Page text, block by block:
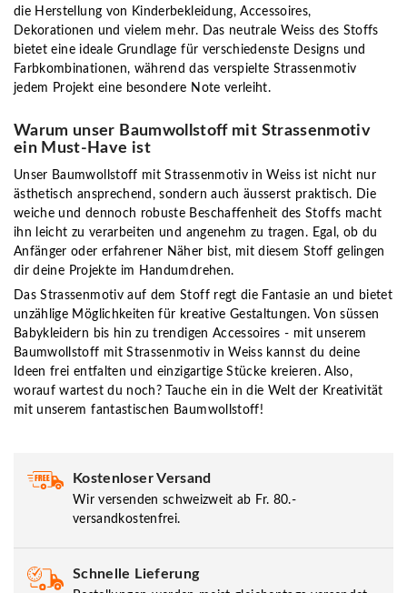
die Herstellung von Kinderbekleidung, Accessoires,
Dekorationen und vielem mehr. Das neutrale Weiss des Stoffs
bietet eine ideale Grundlage für verschiedenste Designs und
Farbkombinationen, während das verspielte Strassenmotiv
jedem Projekt eine besondere Note verleiht.
Warum unser Baumwollstoff mit Strassenmotiv
ein Must-Have ist
Unser Baumwollstoff mit Strassenmotiv in Weiss ist nicht nur
ästhetisch ansprechend, sondern auch äusserst praktisch. Die
weiche und dennoch robuste Beschaffenheit des Stoffs macht
ihn leicht zu verarbeiten und angenehm zu tragen. Egal, ob du
Anfänger oder erfahrener Näher bist, mit diesem Stoff gelingen
dir deine Projekte im Handumdrehen.
Das Strassenmotiv auf dem Stoff regt die Fantasie an und bietet
unzählige Möglichkeiten für kreative Gestaltungen. Von süssen
Babykleidern bis hin zu trendigen Accessoires - mit unserem
Baumwollstoff mit Strassenmotiv in Weiss kannst du deine
Ideen frei entfalten und einzigartige Stücke kreieren. Also,
worauf wartest du noch? Tauche ein in die Welt der Kreativität
mit unserem fantastischen Baumwollstoff!
Kostenloser Versand
Wir versenden schweizweit ab Fr. 80.-
versandkostenfrei.
Schnelle Lieferung